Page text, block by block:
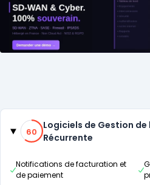
Catégories
60% de compatibilité
60
Logiciels de Gestion
Récurrente
Notifications de facturation et
de paiement